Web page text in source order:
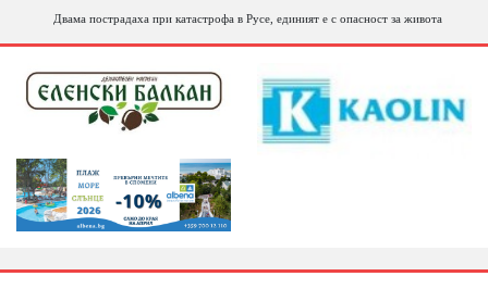
Двама пострадаха при катастрофа в Русе, единият е с опасност за живота